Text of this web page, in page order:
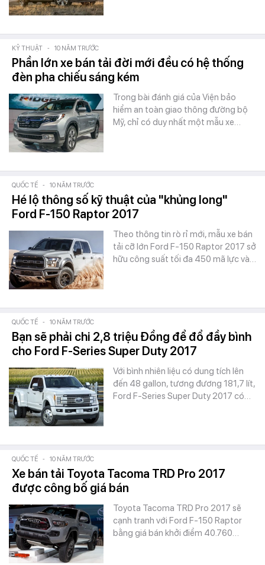
KỸ THUẬT - 10 NĂM TRƯỚC
Phần lớn xe bán tải đời mới đều có hệ thống
đèn pha chiếu sáng kém
Trong bài đánh giá của Viện bảo
hiểm an toàn giao thông đường bộ
Mỹ, chỉ có duy nhất một mẫu xe…
QUỐC TẾ - 10 NĂM TRƯỚC
Hé lộ thông số kỹ thuật của "khủng long"
Ford F-150 Raptor 2017
Theo thông tin rò rỉ mới, mẫu xe bán
tải cỡ lớn Ford F-150 Raptor 2017 sở
hữu công suất tối đa 450 mã lực và…
QUỐC TẾ - 10 NĂM TRƯỚC
Bạn sẽ phải chi 2,8 triệu Đồng để đổ đầy bình
cho Ford F-Series Super Duty 2017
Với bình nhiên liệu có dung tích lên
đến 48 gallon, tương đương 181,7 lít,
Ford F-Series Super Duty 2017 có…
QUỐC TẾ - 10 NĂM TRƯỚC
Xe bán tải Toyota Tacoma TRD Pro 2017
được công bố giá bán
Toyota Tacoma TRD Pro 2017 sẽ
cạnh tranh với Ford F-150 Raptor
bằng giá bán khởi điểm 40.760…